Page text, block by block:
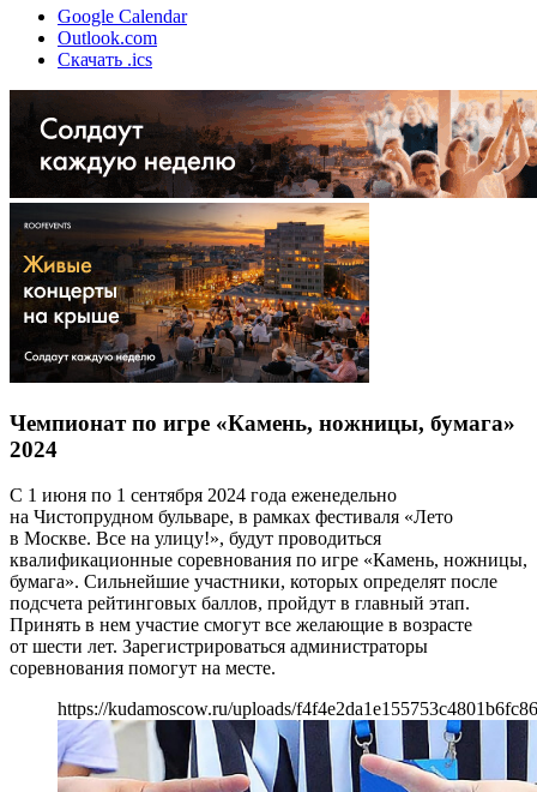
Google Calendar
Outlook.com
Скачать .ics
Чемпионат по игре «Камень, ножницы, бумага»
2024
С 1 июня по 1 сентября 2024 года еженедельно
на Чистопрудном бульваре, в рамках фестиваля «Лето
в Москве. Все на улицу!», будут проводиться
квалификационные соревнования по игре «Камень, ножницы,
бумага». Сильнейшие участники, которых определят после
подсчета рейтинговых баллов, пройдут в главный этап.
Принять в нем участие смогут все желающие в возрасте
от шести лет. Зарегистрироваться администраторы
соревнования помогут на месте.
https://kudamoscow.ru/uploads/